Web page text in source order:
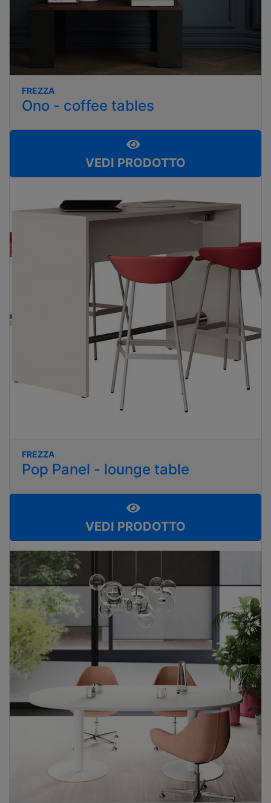
FREZZA
Ono - coffee tables
VEDI PRODOTTO
FREZZA
Pop Panel - lounge table
VEDI PRODOTTO